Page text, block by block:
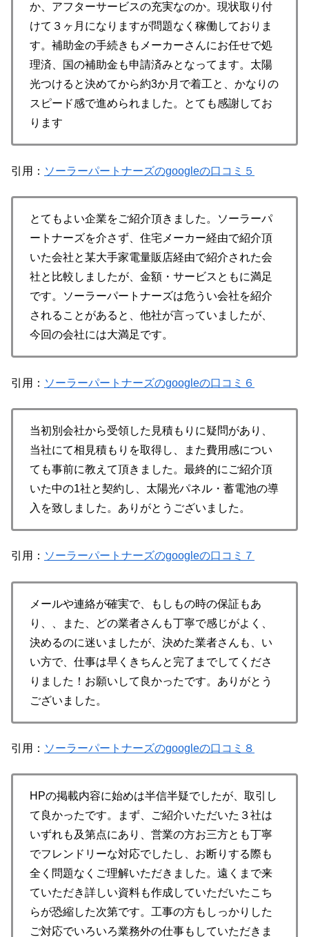
か、アフターサービスの充実なのか。現状取り付
けて３ヶ月になりますが問題なく稼働しておりま
す。補助金の手続きもメーカーさんにお任せで処
理済、国の補助金も申請済みとなってます。太陽
光つけると決めてから約3か月で着工と、かなりの
スピード感で進められました。とても感謝してお
ります
引用： ソーラーパートナーズのgoogleの口コミ５
とてもよい企業をご紹介頂きました。ソーラーパ
ートナーズを介さず、住宅メーカー経由で紹介頂
いた会社と某大手家電量販店経由で紹介された会
社と比較しましたが、金額・サービスともに満足
です。ソーラーパートナーズは危うい会社を紹介
されることがあると、他社が言っていましたが、
今回の会社には大満足です。
引用： ソーラーパートナーズのgoogleの口コミ６
当初別会社から受領した見積もりに疑問があり、
当社にて相見積もりを取得し、また費用感につい
ても事前に教えて頂きました。最終的にご紹介頂
いた中の1社と契約し、太陽光パネル・蓄電池の導
入を致しました。ありがとうございました。
引用： ソーラーパートナーズのgoogleの口コミ７
メールや連絡が確実で、もしもの時の保証もあ
り、、また、どの業者さんも丁寧で感じがよく、
決めるのに迷いましたが、決めた業者さんも、い
い方で、仕事は早くきちんと完了までしてくださ
りました！お願いして良かったです。ありがとう
ございました。
引用： ソーラーパートナーズのgoogleの口コミ８
HPの掲載内容に始めは半信半疑でしたが、取引し
て良かったです。まず、ご紹介いただいた３社は
いずれも及第点にあり、営業の方お三方とも丁寧
でフレンドリーな対応でしたし、お断りする際も
全く問題なくご理解いただきました。遠くまで来
ていただき詳しい資料も作成していただいたこち
らが恐縮した次第です。工事の方もしっかりした
ご対応でいろいろ業務外の仕事もしていただきま